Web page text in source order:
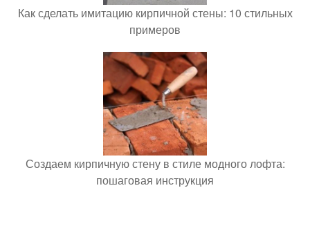
Как сделать имитацию кирпичной стены: 10 стильных
примеров
Создаем кирпичную стену в стиле модного лофта:
пошаговая инструкция